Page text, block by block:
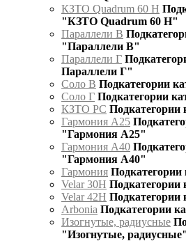
КЗТО Quadrum 60 H
"КЗТО Quadrum 60 H"
Параллели В
"Параллели В"
Параллели Г
Параллели Г"
Соло В Подкатегории
Соло Г Подкатегории
КЗТО РС
Гармония А25
"Гармония А25"
Гармония А40
"Гармония А40"
Гармония
Velar 30H Подкатегории
Velar 42H Подкатегории
Arbonia Подкатегории
Изогнутые, радиусные
"Изогнутые, радиусные"